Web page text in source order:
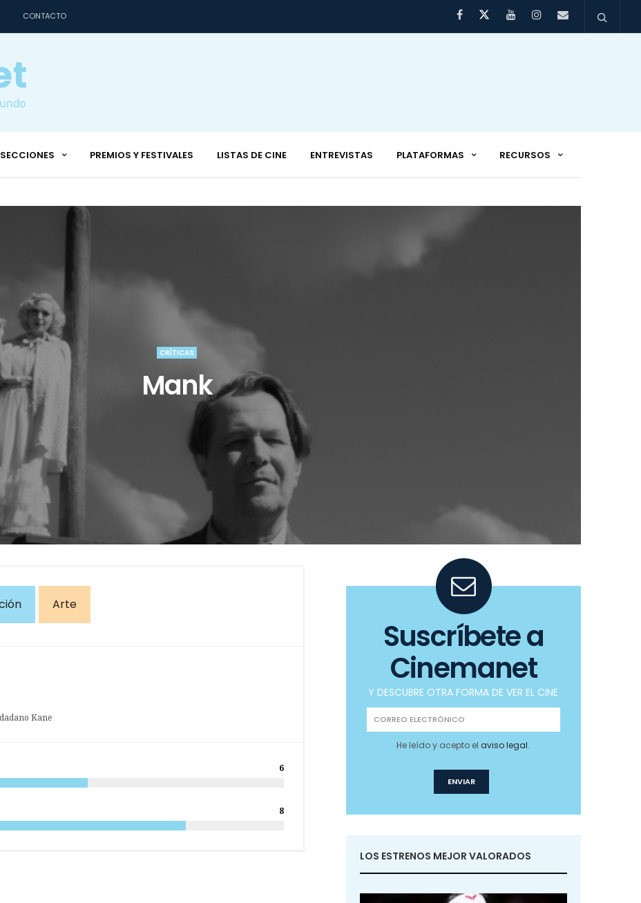
CONTACTO
SECCIONES PREMIOS Y FESTIVALES LISTAS DE CINE ENTREVISTAS PLATAFORMAS RECURSOS
CRÍTICAS
Mank
Arte
Kane
6
8
Suscríbete a
Cinemanet
Y DESCUBRE OTRA FORMA DE VER EL CINE
He leído y acepto elaviso legal.
LOS ESTRENOS MEJOR VALORADOS